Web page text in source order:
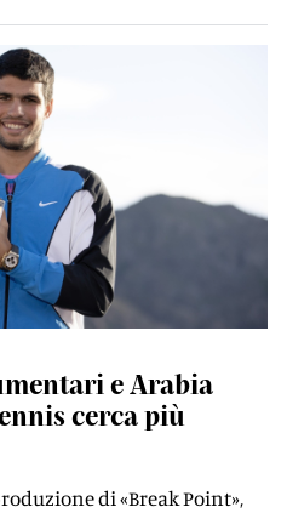
e Arabia
cerca più
di «Break Point»,